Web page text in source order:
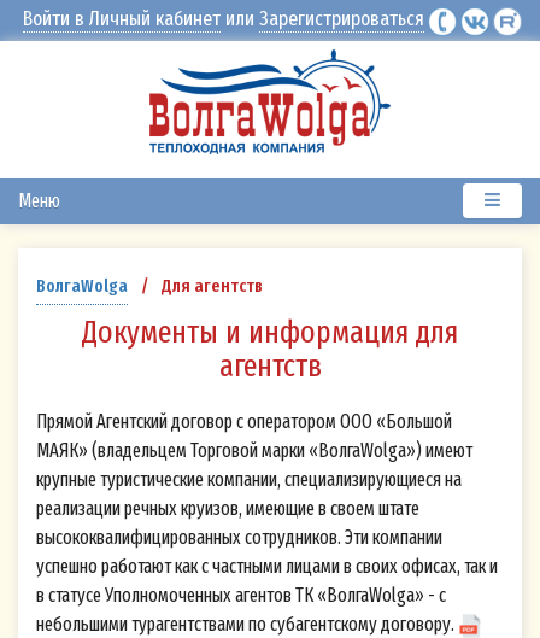
Войти в Личный кабинет или Зарегистрироваться
Меню
ВолгаWolga / Для агентств
Документы и информация для
агентств
Прямой Агентский договор с оператором ООО «Большой
МАЯК» (владельцем Торговой марки «ВолгаWolga») имеют
крупные туристические компании, специализирующиеся на
реализации речных круизов, имеющие в своем штате
высококвалифицированных сотрудников. Эти компании
успешно работают как с частными лицами в своих офисах, так и
в статусе Уполномоченных агентов ТК «ВолгаWolga» - с
небольшими турагентствами по субагентскому договору.